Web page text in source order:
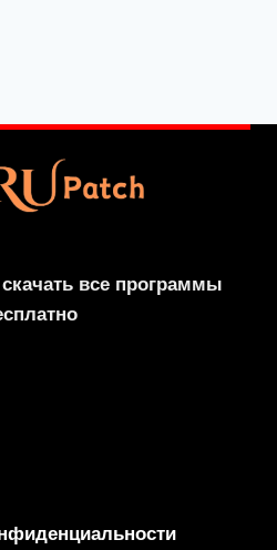
все программы